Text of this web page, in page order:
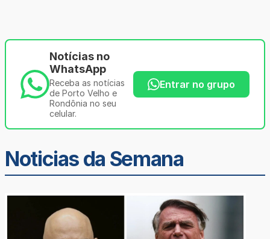
Notícias no
WhatsApp
Receba as notícias
de Porto Velho e
Rondônia no seu
celular.
Entrar no grupo
Noticias da Semana